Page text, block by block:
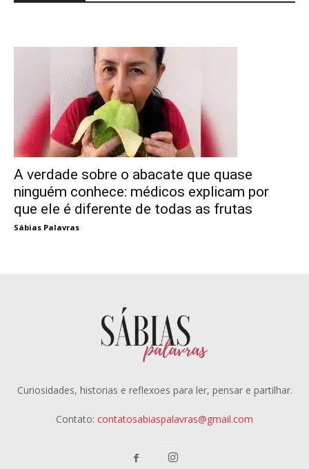
A verdade sobre o abacate que quase
ninguém conhece: médicos explicam por
que ele é diferente de todas as frutas
Sábias Palavras
Curiosidades, historias e reflexoes para ler, pensar e partilhar.
Contato: contatosabiaspalavras@gmail.com